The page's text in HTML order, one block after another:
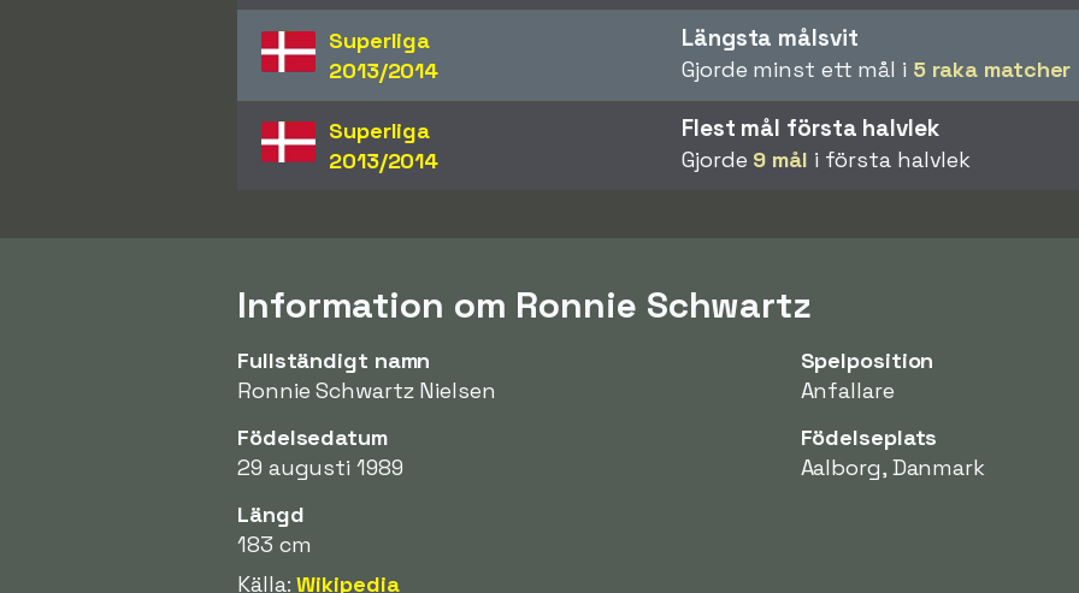
Superliga
2013/2014
Längsta målsvit
Gjorde minst ett mål i 5 raka matcher
Superliga
2013/2014
Flest mål första halvlek
Gjorde 9 mål i första halvlek
Information om Ronnie Schwartz
Fullständigt namn
Ronnie Schwartz Nielsen
Spelposition
Anfallare
Födelsedatum
29 augusti 1989
Födelseplats
Aalborg, Danmark
Längd
183 cm
Källa:Wikipedia